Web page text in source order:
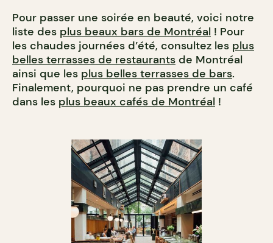
Pour passer une soirée en beauté, voici notre
liste des plus beaux bars de Montréal ! Pour
les chaudes journées d’été, consultez les plus
belles terrasses de restaurants de Montréal
ainsi que les plus belles terrasses de bars.
Finalement, pourquoi ne pas prendre un café
dans les plus beaux cafés de Montréal !